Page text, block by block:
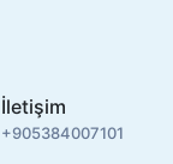
İletişim
+905384007101